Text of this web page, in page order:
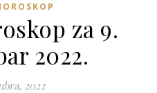
za 9.
2022.
2022